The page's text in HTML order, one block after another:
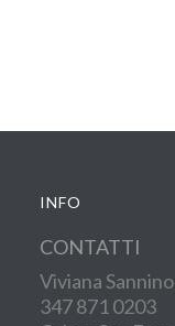
INFO
CONTATTI
Viviana Sannino
347 871 0203